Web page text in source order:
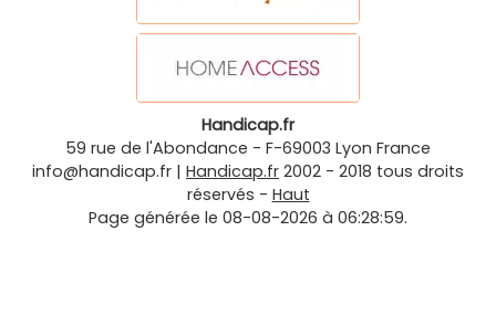
Handicap.fr
59 rue de l'Abondance - F-69003 Lyon France
info@handicap.fr | Handicap.fr 2002 - 2018 tous droits
réservés - Haut
Page générée le 08-08-2026 à 06:28:59.